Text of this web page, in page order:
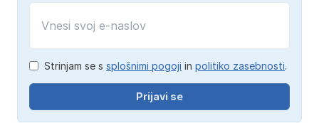
Strinjam se s splošnimi pogoji in politiko zasebnosti.
Prijavi se